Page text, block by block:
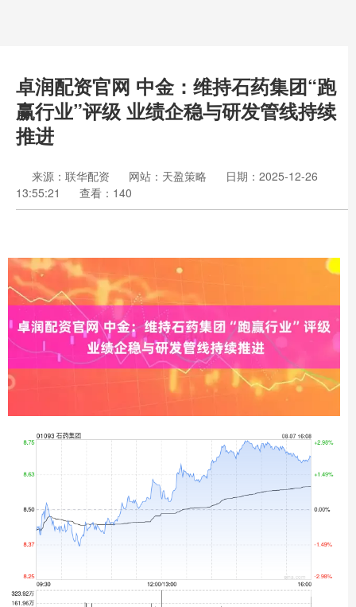
卓润配资官网 中金：维持石药集团“跑
赢行业”评级 业绩企稳与研发管线持续
推进
来源：联华配资 网站：天盈策略
日期：2025-12-26
13:55:21
查看：140